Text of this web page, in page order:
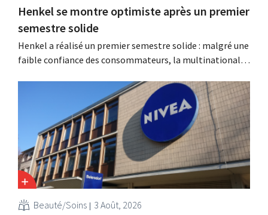
Henkel se montre optimiste après un premier
semestre solide
Henkel a réalisé un premier semestre solide : malgré une
faible confiance des consommateurs, la multinationale
des soins capillaires et des lessives, et intensifie ses
activités d'acquisition.
Beauté/Soins 3 Août, 2026